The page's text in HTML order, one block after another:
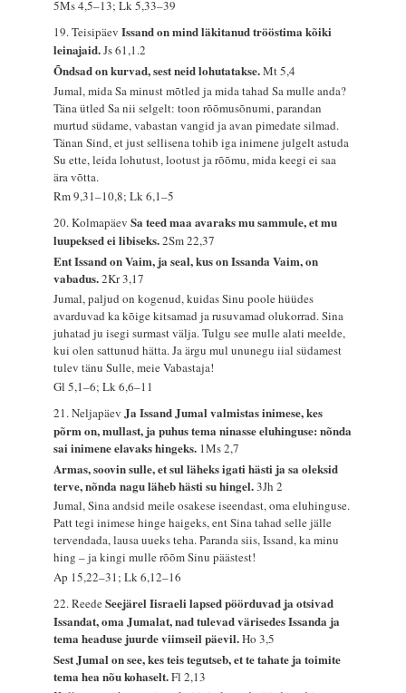
5Ms 4,5–13; Lk 5,33–39
19. TeisipäevIssand on mind läkitanud trööstima kõiki
leinajaid.Js 61,1.2
Õndsad on kurvad, sest neid lohutatakse.Mt 5,4
Jumal, mida Sa minust mõtled ja mida tahad Sa mulle anda?
Täna ütled Sa nii selgelt: toon rõõmusõnumi, parandan
murtud südame, vabastan vangid ja avan pimedate silmad.
Tänan Sind, et just sellisena tohib iga inimene julgelt astuda
Su ette, leida lohutust, lootust ja rõõmu, mida keegi ei saa
ära võtta.
Rm 9,31–10,8; Lk 6,1–5
20. KolmapäevSa teed maa avaraks mu sammule, et mu
luupeksed ei libiseks.2Sm 22,37
Ent Issand on Vaim, ja seal, kus on Issanda Vaim, on
vabadus.2Kr 3,17
Jumal, paljud on kogenud, kuidas Sinu poole hüüdes
avarduvad ka kõige kitsamad ja rusuvamad olukorrad. Sina
juhatad ju isegi surmast välja. Tulgu see mulle alati meelde,
kui olen sattunud hätta. Ja ärgu mul ununegu iial südamest
tulev tänu Sulle, meie Vabastaja!
Gl 5,1–6; Lk 6,6–11
21. NeljapäevJa Issand Jumal valmistas inimese, kes
põrm on, mullast, ja puhus tema ninasse eluhinguse: nõnda
sai inimene elavaks hingeks. 1Ms 2,7
Armas, soovin sulle, et sul läheks igati hästi ja sa oleksid
terve, nõnda nagu läheb hästi su hingel.3Jh 2
Jumal, Sina andsid meile osakese iseendast, oma eluhinguse.
Patt tegi inimese hinge haigeks, ent Sina tahad selle jälle
tervendada, lausa uueks teha. Paranda siis, Issand, ka minu
hing – ja kingi mulle rõõm Sinu päästest!
Ap 15,22–31; Lk 6,12–16
22. ReedeSeejärel Iisraeli lapsed pöörduvad ja otsivad
Issandat, oma Jumalat, nad tulevad värisedes Issanda ja
tema headuse juurde viimseil päevil.Ho 3,5
Sest Jumal on see, kes teis tegutseb, et te tahate ja toimite
tema hea nõu kohaselt.Fl 2,13